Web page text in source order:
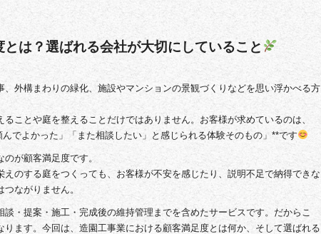
は？選ばれる会社が大切にしていること
外構まわりの緑化、施設やマンションの景観づくりなどを思い浮かべる方
ことや庭を整えることだけではありません。お客様が求めているのは、
でよかった」「また相談したい」と感じられる体験そのもの」**です
が顧客満足度です。
のする庭をつくっても、お客様が不安を感じたり、説明不足で納得できな
ながりません。
・提案・施工・完成後の維持管理までを含めたサービスです。だからこ
ます。今回は、造園工事業における顧客満足度とは何か、そして選ばれる